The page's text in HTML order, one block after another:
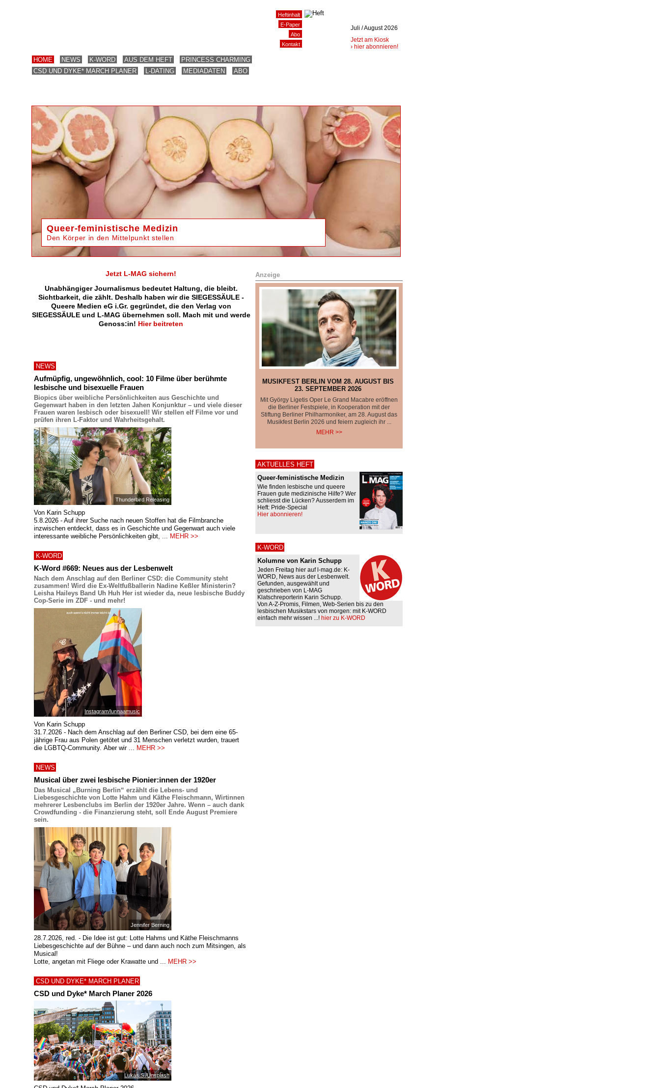
HOME NEWS K-WORD AUS DEM HEFT
PRINCESS CHARMING
CSD UND DYKE* MARCH PLANER
L-DATING MEDIADATEN ABO
Queer-feministische Medizin
Den Körper in den Mittelpunkt stellen
Jetzt L-MAG sichern!
Unabhängiger Journalismus bedeutet Haltung, die bleibt.
Sichtbarkeit, die zählt. Deshalb haben wir die SIEGESSÄULE -
Queere Medien eG i.Gr. gegründet, die den Verlag von
SIEGESSÄULE und L-MAG übernehmen soll. Mach mit und werde
Genoss:in! Hier beitreten
NEWS
Aufmüpfig, ungewöhnlich, cool: 10 Filme über berühmte
lesbische und bisexuelle Frauen
Biopics über weibliche Persönlichkeiten aus Geschichte und
Gegenwart haben in den letzten Jahen Konjunktur – und viele dieser
Frauen waren lesbisch oder bisexuell! Wir stellen elf Filme vor und
prüfen ihren L-Faktor und Wahrheitsgehalt.
Thunderbird Releasing
Von Karin Schupp
5.8.2026 - Auf ihrer Suche nach neuen Stoffen hat die Filmbranche
inzwischen entdeckt, dass es in Geschichte und Gegenwart auch viele
interessante weibliche Persönlichkeiten gibt, ... MEHR >>
K-WORD
K-Word #669: Neues aus der Lesbenwelt
Nach dem Anschlag auf den Berliner CSD: die Community steht
zusammen! Wird die Ex-Weltfußballerin Nadine Keßler Ministerin?
Leisha Haileys Band Uh Huh Her ist wieder da, neue lesbische Buddy
Cop-Serie im ZDF - und mehr!
Instagram/lunnaamusic
Von Karin Schupp
31.7.2026 - Nach dem Anschlag auf den Berliner CSD, bei dem eine 65-
jährige Frau aus Polen getötet und 31 Menschen verletzt wurden, trauert
die LGBTQ-Community. Aber wir ... MEHR >>
NEWS
Musical über zwei lesbische Pionier:innen der 1920er
Das Musical „Burning Berlin“ erzählt die Lebens- und
Liebesgeschichte von Lotte Hahm und Käthe Fleischmann, Wirtinnen
mehrerer Lesbenclubs im Berlin der 1920er Jahre. Wenn – auch dank
Crowdfunding - die Finanzierung steht, soll Ende August Premiere
sein.
Jennifer Berning
28.7.2026, red. - Die Idee ist gut: Lotte Hahms und Käthe Fleischmanns
Liebesgeschichte auf der Bühne – und dann auch noch zum Mitsingen, als
Musical!
Lotte, angetan mit Fliege oder Krawatte und ... MEHR >>
CSD UND DYKE* MARCH PLANER
CSD und Dyke* March Planer 2026
Lukas S./Unsplash
Anzeige
MUSIKFEST BERLIN VOM 28. AUGUST BIS
23. SEPTEMBER 2026
Mit György Ligetis Oper Le Grand Macabre eröffnen
die Berliner Festspiele, in Kooperation mit der
Stiftung Berliner Philharmoniker, am 28. August das
Musikfest Berlin 2026 und feiern zugleich ihr ...
MEHR >>
AKTUELLES HEFT
Queer-feministische Medizin
Wie finden lesbische und queere
Frauen gute medizinische Hilfe? Wer
schliesst die Lücken? Ausserdem im
Heft: Pride-Special
Hier abonnieren!
K-WORD
Kolumne von Karin Schupp
Jeden Freitag hier auf l-mag.de: K-
WORD, News aus der Lesbenwelt.
Gefunden, ausgewählt und
geschrieben von L-MAG
Klatschreporterin Karin Schupp.
Von A-Z-Promis, Filmen, Web-Serien bis zu den
lesbischen Musikstars von morgen: mit K-WORD
einfach mehr wissen ...! hier zu K-WORD
Heftinhalt
E-Paper
Abo
Kontakt
Juli / August 2026
Jetzt am Kiosk
› hier abonnieren!